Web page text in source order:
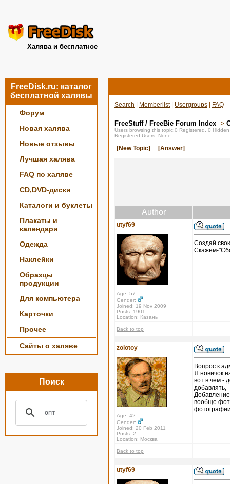
Халява и бесплатное
FreeDisk.ru: каталог
бесплатной халявы
Форум
Новая халява
Новые отзывы
Лучшая халява
FAQ по халяве
CD,DVD-диски
Каталоги и буклеты
Плакаты и
календари
Одежда
Наклейки
Образцы
продукции
Для компьютера
Карточки
Прочее
Сайты о халяве
Поиск
Search Memberlist| Usergroups FAQ
FreeStuff / FreeBie Forum Index ->
Users browsing this topic:0 Registered, 0
Registered Users: None
[New Topic] [Answer]
Author
utyf69
Age: 57
Gender:
Joined: 19 Nov 2009
Posts: 1901
Location: Казань
Создай
Скажем-
Back to top
zolotoy
Age: 42
Gender:
Joined: 20 Feb 2011
Posts: 2
Location: Москва
Вопрос к
Я новичок
вот в чем -
добавлять,
вообще
Back to top
utyf69